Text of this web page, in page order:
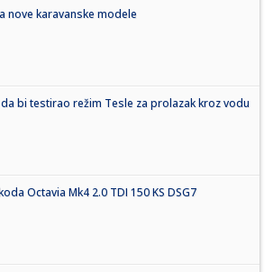
nove karavanske modele
bi testirao režim Tesle za prolazak kroz vodu
Octavia Mk4 2.0 TDI 150 KS DSG7